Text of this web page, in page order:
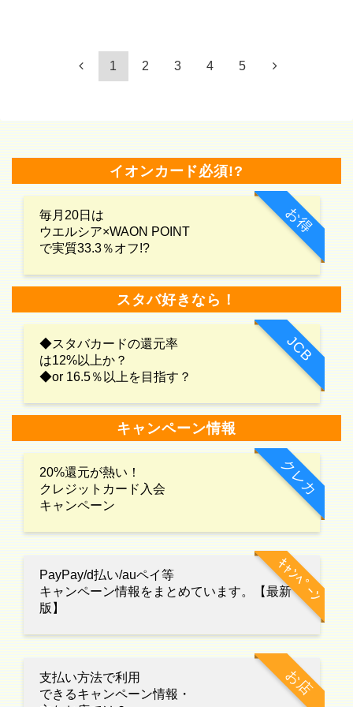
1 2 3 4 5
イオンカード必須!?
お得
毎月20日は
ウエルシア×WAON POINT
で実質33.3％オフ!?
スタバ好きなら！
JCB
◆スタバカードの還元率
は12%以上か？
◆or 16.5％以上を目指す？
キャンペーン情報
クレカ
20%還元が熱い！
クレジットカード入会
キャンペーン
ｷｬﾝﾍﾟｰﾝ
PayPay/d払い/auペイ等
キャンペーン情報をまとめています。【最新
版】
お店
支払い方法で利用
できるキャンペーン情報・